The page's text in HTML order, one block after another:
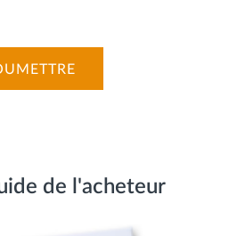
de l'acheteur